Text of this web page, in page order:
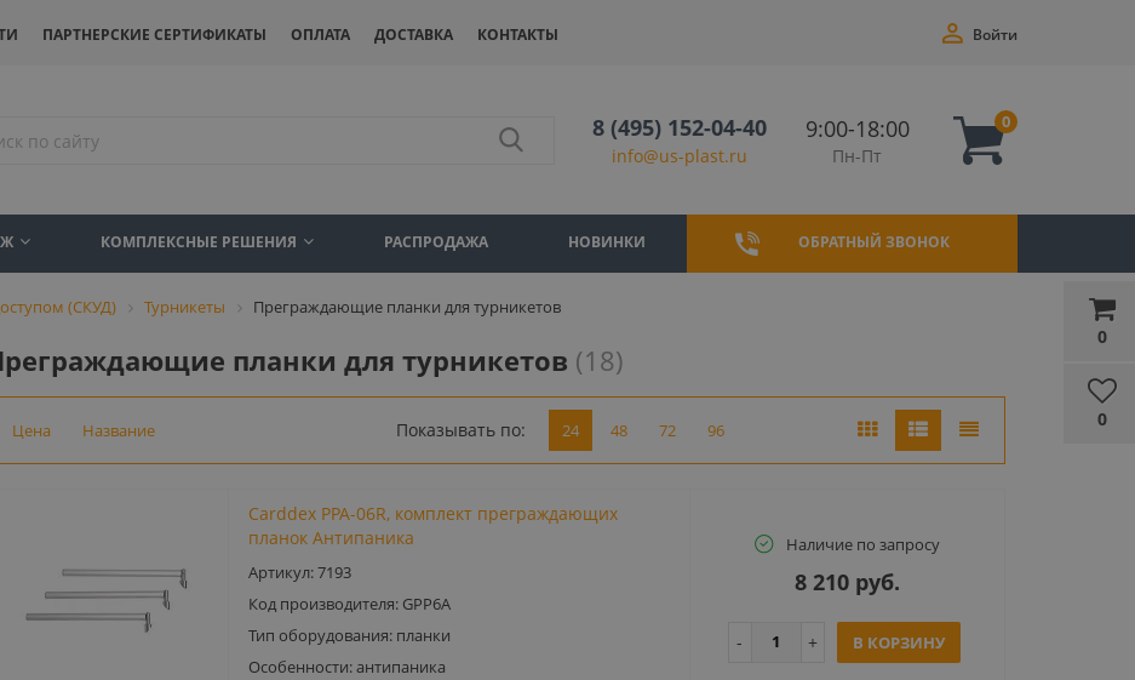
ПАРТНЕРСКИЕ СЕРТИФИКАТЫ ОПЛАТА ДОСТАВКА КОНТАКТЫ
0
0
Войти
8 (495) 152-04-40
info@us-plast.ru
9:00-18:00
Пн-Пт
0
КОМПЛЕКСНЫЕ РЕШЕНИЯ РАСПРОДАЖА НОВИНКИ ОБРАТНЫЙ ЗВОНОК
(СКУД) Турникеты Преграждающие планки для турникетов
планки для турникетов (18)
Цена Название Показывать по: 24 48 72 96
Carddex PPA-06R, комплект преграждающих
планок Антипаника
Артикул: 7193
Код производителя: GРР6A
Тип оборудования: планки
Особенности: антипаника
Наличие по запросу
8 210 руб.
В КОРЗИНУ